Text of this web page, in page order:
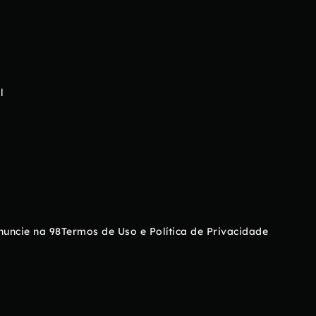
na 98Termos de Uso e Política de Privacidade